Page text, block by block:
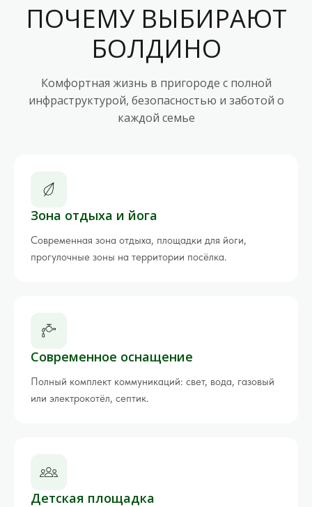
ПОЧЕМУ ВЫБИРАЮТ
БОЛДИНО
Комфортная жизнь в пригороде с полной
инфраструктурой, безопасностью и заботой о
каждой семье
Зона отдыха и йога
Современная зона отдыха, площадки для йоги,
прогулочные зоны на территории посёлка.
Современное оснащение
Полный комплект коммуникаций: свет, вода, газовый
или электрокотёл, септик.
Детская площадка